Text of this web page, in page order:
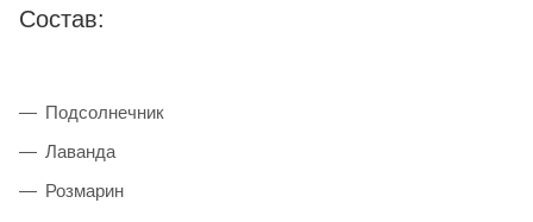
Состав:
Подсолнечник
Лаванда
Розмарин